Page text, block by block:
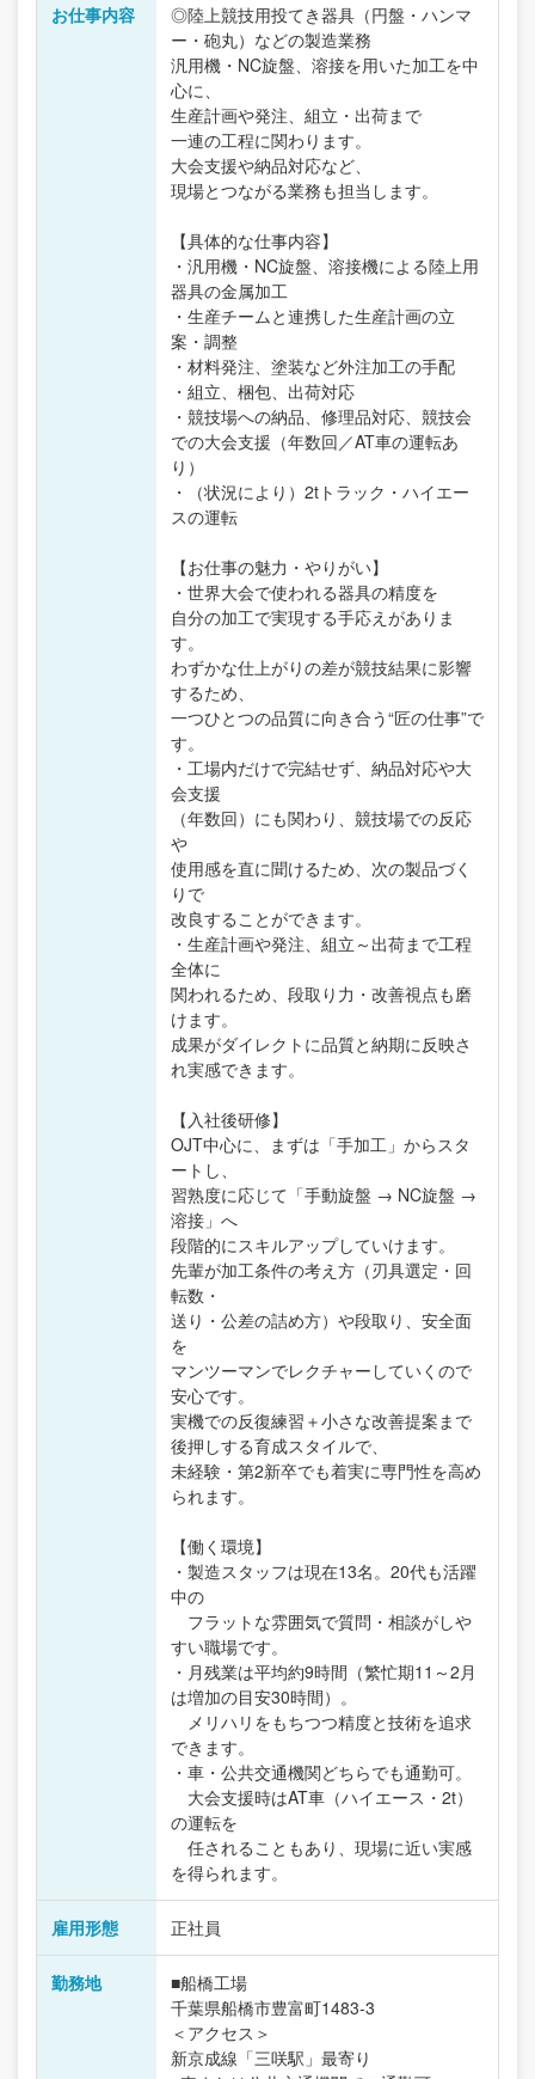
お仕事内容
◎陸上競技用投てき器具（円盤・ハンマ
ー・砲丸）などの製造業務
汎用機・NC旋盤、溶接を用いた加工を中
心に、
生産計画や発注、組立・出荷まで
一連の工程に関わります。
大会支援や納品対応など、
現場とつながる業務も担当します。
【具体的な仕事内容】
・汎用機・NC旋盤、溶接機による陸上用
器具の金属加工
・生産チームと連携した生産計画の立
案・調整
・材料発注、塗装など外注加工の手配
・組立、梱包、出荷対応
・競技場への納品、修理品対応、競技会
での大会支援（年数回／AT車の運転あ
り）
・（状況により）2tトラック・ハイエー
スの運転
【お仕事の魅力・やりがい】
・世界大会で使われる器具の精度を
自分の加工で実現する手応えがありま
す。
わずかな仕上がりの差が競技結果に影響
するため、
一つひとつの品質に向き合う“匠の仕事”で
す。
・工場内だけで完結せず、納品対応や大
会支援
（年数回）にも関わり、競技場での反応
や
使用感を直に聞けるため、次の製品づく
りで
改良することができます。
・生産計画や発注、組立～出荷まで工程
全体に
関われるため、段取り力・改善視点も磨
けます。
成果がダイレクトに品質と納期に反映さ
れ実感できます。
【入社後研修】
OJT中心に、まずは「手加工」からスタ
ートし、
習熟度に応じて「手動旋盤 → NC旋盤 →
溶接」へ
段階的にスキルアップしていけます。
先輩が加工条件の考え方（刃具選定・回
転数・
送り・公差の詰め方）や段取り、安全面
を
マンツーマンでレクチャーしていくので
安心です。
実機での反復練習＋小さな改善提案まで
後押しする育成スタイルで、
未経験・第2新卒でも着実に専門性を高め
られます。
【働く環境】
・製造スタッフは現在13名。20代も活躍
中の
フラットな雰囲気で質問・相談がしや
すい職場です。
・月残業は平均約9時間（繁忙期11～2月
は増加の目安30時間）。
メリハリをもちつつ精度と技術を追求
できます。
・車・公共交通機関どちらでも通勤可。
大会支援時はAT車（ハイエース・2t）
の運転を
任されることもあり、現場に近い実感
を得られます。
雇用形態 正社員
勤務地
■船橋工場
千葉県船橋市豊富町1483-3
＜アクセス＞
新京成線「三咲駅」最寄り